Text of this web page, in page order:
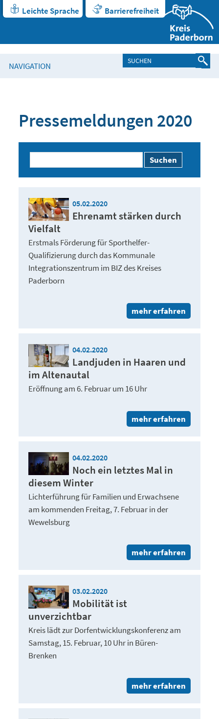
Leichte Sprache Barrierefreiheit
NAVIGATION
Pressemeldungen 2020
Suchen
05.02.2020
Ehrenamt stärken durch
Vielfalt
Erstmals Förderung für Sporthelfer-
Qualifizierung durch das Kommunale
Integrationszentrum im BIZ des Kreises
Paderborn
mehr erfahren
04.02.2020
Landjuden in Haaren und
im Altenautal
Eröffnung am 6. Februar um 16 Uhr
mehr erfahren
04.02.2020
Noch ein letztes Mal in
diesem Winter
Lichterführung für Familien und Erwachsene
am kommenden Freitag, 7. Februar in der
Wewelsburg
mehr erfahren
03.02.2020
Mobilität ist
unverzichtbar
Kreis lädt zur Dorfentwicklungskonferenz am
Samstag, 15. Februar, 10 Uhr in Büren-
Brenken
mehr erfahren